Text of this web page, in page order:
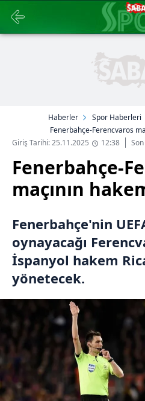
Haberler Spor Haberleri
Fenerbahçe-Ferencvaros
Giriş Tarihi: 25.11.2025
12:38
Fenerbahçe-
maçının
Fenerbahçe'nin
oynayacağı
İspanyol hakem
yönetecek.